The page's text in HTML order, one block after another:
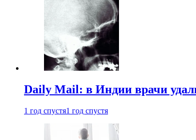
Daily Mail: в Индии врачи
1 год спустя1 год спустя